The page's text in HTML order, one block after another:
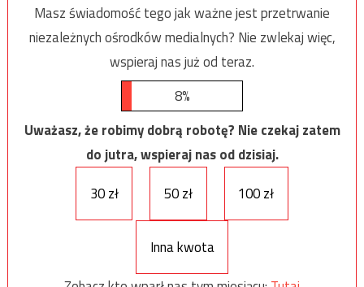
Masz świadomość tego jak ważne jest przetrwanie
niezależnych ośrodków medialnych? Nie zwlekaj więc,
wspieraj nas już od teraz.
8%
Uważasz, że robimy dobrą robotę? Nie czekaj zatem
do jutra, wspieraj nas od dzisiaj.
30 zł
50 zł 100 zł
Inna kwota